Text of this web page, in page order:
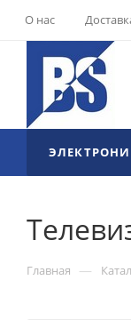
О нас
Главная —